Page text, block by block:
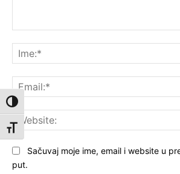
Toggle High Contrast
Toggle Font size
Sačuvaj moje ime, email i website u
put.